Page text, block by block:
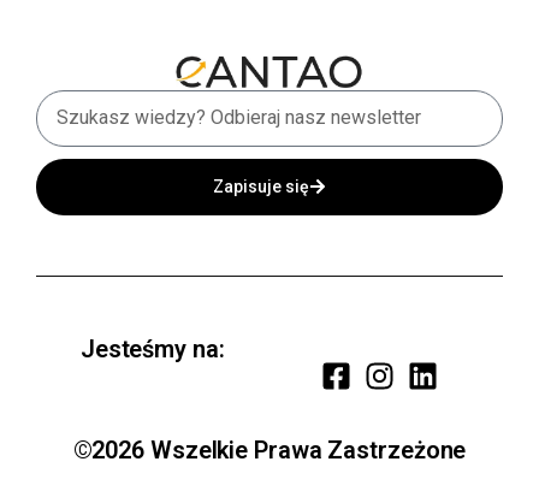
Zapisuje się
Jesteśmy na:
©2026 Wszelkie Prawa Zastrzeżone